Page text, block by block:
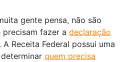
gente pensa, não são
precisam fazer a declaração
. A Receita Federal possui uma
quem precisa